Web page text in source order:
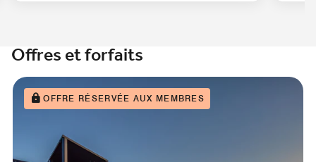
Offres et forfaits
OFFRE RÉSERVÉE AUX MEMBRES